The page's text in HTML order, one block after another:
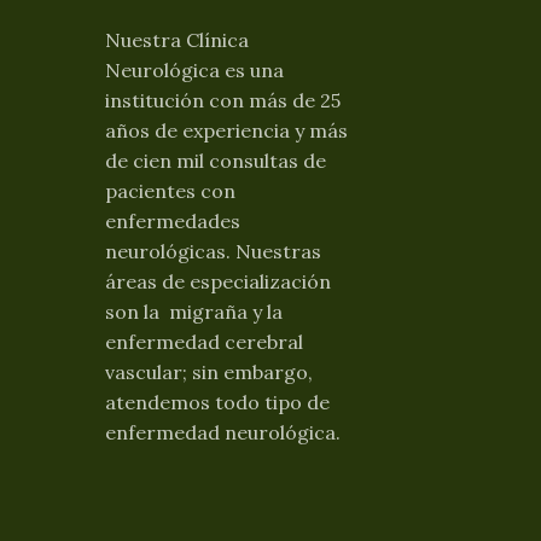
Nuestra Clínica
Neurológica es una
institución con más de 25
años de experiencia y más
de cien mil consultas de
pacientes con
enfermedades
neurológicas. Nuestras
áreas de especialización
son la migraña y la
enfermedad cerebral
vascular; sin embargo,
atendemos todo tipo de
enfermedad neurológica.